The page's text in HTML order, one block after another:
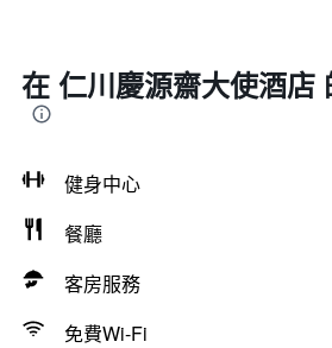
在 仁川慶源齋大使酒店
健身中心
餐廳
客房服務
免費Wi-Fi